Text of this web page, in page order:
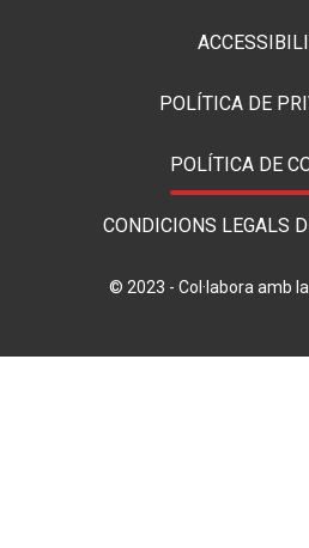
POLÍTICA DE
POLÍTICA DE
CONDICIONS LEGALS
© 2023 - Col·labora amb